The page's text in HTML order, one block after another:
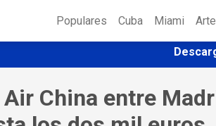
Populares Cuba Miami Arte
China entre